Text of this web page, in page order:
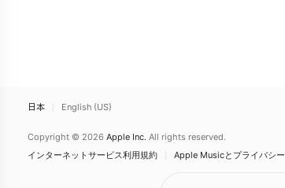
日本 English (US)
Copyright © 2026 Apple Inc. All rights reserved.
インターネットサービス利用規約
Apple Musicとプライバシー